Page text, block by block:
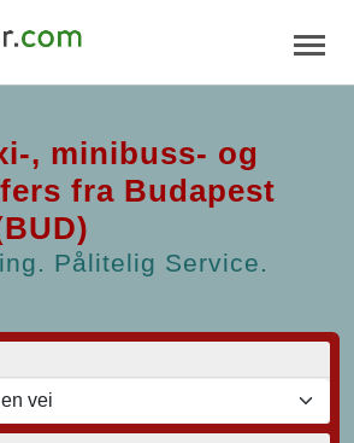
, minibuss- og
fra Budapest
Pålitelig Service.